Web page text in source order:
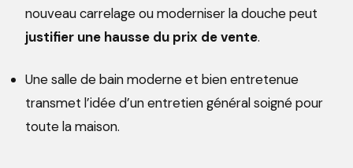
nouveau carrelage ou moderniser la douche peut
justifier une hausse du prix de vente.
Une salle de bain moderne et bien entretenue
transmet l’idée d’un entretien général soigné pour
toute la maison.